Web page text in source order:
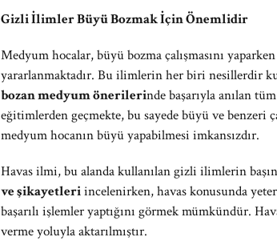
Gizli İlimler Büyü Bozmak İçin Önemlidir
Medyum hocalar, büyü bozma çalışmasını
yararlanmaktadır. Bu ilimlerin her biri nesillerdir
bozan medyum önerilerinde başarıyla anılan
eğitimlerden geçmekte, bu sayede büyü ve
medyum hocanın büyü yapabilmesi imkansızdır.
Havas ilmi, bu alanda kullanılan gizli ilimlerin
ve şikayetleriincelenirken, havas konusunda
başarılı işlemler yaptığını görmek mümkündür.
verme yoluyla aktarılmıştır.